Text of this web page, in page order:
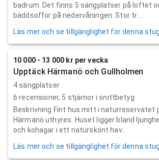
badrum. Det finns 5 sängplatser på loftet
bäddsoffor på nedervåningen. Stor tr...
Läs mer och se tillgänglighet för denna
10 000 - 13 000 kr per vecka
Upptäck Härmanö och Gullholmen
4 sängplatser
6 recensioner, 5 stjärnor i snittbetyg
Beskrivning Fint hus mitt i naturreservatet
Härmanö uthyres. Huset ligger bland
och kohagar i ett naturskönt hav...
Läs mer och se tillgänglighet för denna